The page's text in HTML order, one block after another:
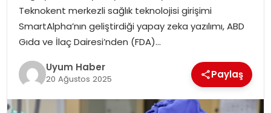
YAŞAM
Teknokent merkezli sağlık teknolojisi girişimi
SmartAlpha’nın geliştirdiği yapay zeka yazılımı, ABD
Gıda ve İlaç Dairesi’nden (FDA)…
Uyum Haber
20 Ağustos 2025 Paylaş